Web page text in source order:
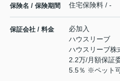
保険名 / 保険期間 住宅保険料 / -
保証会社 / 料金
必加入
ハウスリーブ
ハウスリーブ株
2.2万/月額保証
5.5％ ※ペット